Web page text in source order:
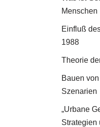
Menschen
Einfluß
1988
Theorie
Bauen
Szenarien
„Urbane
Strategien